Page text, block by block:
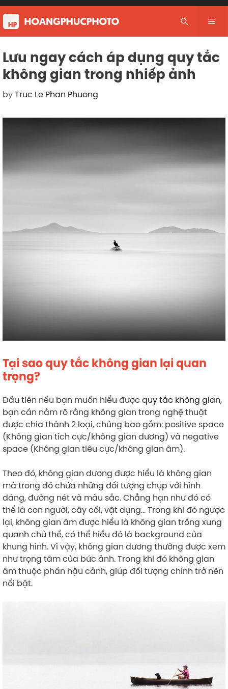
Skip
to
content
Lưu ngay cách áp dụng quy tắc
không gian trong nhiếp ảnh
byTruc Le Phan Phuong
Tại sao quy tắc không gian lại quan
trọng?
Đầu tiên nếu bạn muốn hiểu được quy tắc không gian,
bạn cần nắm rõ rằng không gian trong nghệ thuật
được chia thành 2 loại, chúng bao gồm: positive space
(Không gian tích cực/không gian dương) và negative
space (Không gian tiêu cực/không gian âm).
Theo đó, không gian dương được hiểu là không gian
mà trong đó chứa những đối tượng chụp với hình
dáng, đường nét và màu sắc. Chẳng hạn như đó có
thể là con người, cây cối, vật dụng… Trong khi đó ngược
lại, không gian âm được hiểu là không gian trống xung
quanh chủ thể, có thể hiểu đó là background của
khung hình. Vì vậy, không gian dương thường được xem
như trọng tâm của bức ảnh. Trong khi đó không gian
âm thuộc phần hậu cảnh, giúp đối tượng chính trở nên
nổi bật.